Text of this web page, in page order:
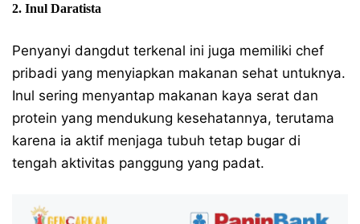
2. Inul Daratista
Penyanyi dangdut terkenal ini juga memiliki chef
pribadi yang menyiapkan makanan sehat untuknya.
Inul sering menyantap makanan kaya serat dan
protein yang mendukung kesehatannya, terutama
karena ia aktif menjaga tubuh tetap bugar di
tengah aktivitas panggung yang padat.